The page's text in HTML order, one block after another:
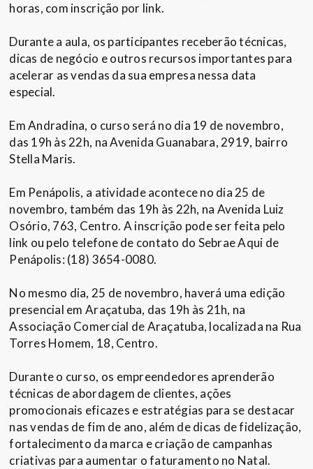
horas, com inscrição por link.
Durante a aula, os participantes receberão técnicas,
dicas de negócio e outros recursos importantes para
acelerar as vendas da sua empresa nessa data
especial.
Em Andradina, o curso será no dia 19 de novembro,
das 19h às 22h, na Avenida Guanabara, 2919, bairro
Stella Maris.
Em Penápolis, a atividade acontece no dia 25 de
novembro, também das 19h às 22h, na Avenida Luiz
Osório, 763, Centro. A inscrição pode ser feita pelo
link ou pelo telefone de contato do Sebrae Aqui de
Penápolis: (18) 3654-0080.
No mesmo dia, 25 de novembro, haverá uma edição
presencial em Araçatuba, das 19h às 21h, na
Associação Comercial de Araçatuba, localizada na Rua
Torres Homem, 18, Centro.
Durante o curso, os empreendedores aprenderão
técnicas de abordagem de clientes, ações
promocionais eficazes e estratégias para se destacar
nas vendas de fim de ano, além de dicas de fidelização,
fortalecimento da marca e criação de campanhas
criativas para aumentar o faturamento no Natal.